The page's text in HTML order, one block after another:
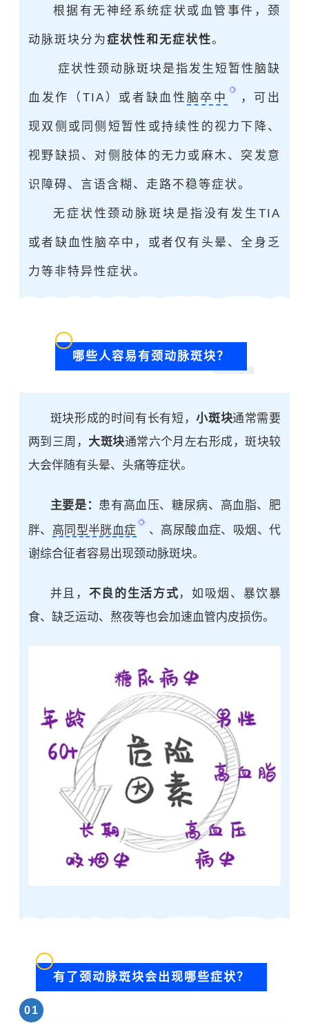
根据有无神经系统症状或血管事件，颈
动脉斑块分为症状性和无症状性。
症状性颈动脉斑块是指发生短暂性脑缺
血发作（TIA）或者缺血性 脑卒中 ，可出
现双侧或同侧短暂性或持续性的视力下降、
视野缺损、对侧肢体的无力或麻木、突发意
识障碍、言语含糊、走路不稳等症状。
无症状性颈动脉斑块是指没有发生TIA
或者缺血性脑卒中，或者仅有头晕、全身乏
力等非特异性症状。
哪些人容易有颈动脉斑块？
斑块形成的时间有长有短，小斑块通常需要
两到三周， 大斑块通常六个月左右形成，斑块较
大会伴随有头晕、头痛等症状。
主要是： 患有高血压、糖尿病、 高血脂、肥
胖、 高同型半胱血症 、 高尿酸血症、吸烟、代
谢综合征者容易出现颈动脉斑块。
并且， 不良的生活方式 ，如吸烟、暴饮暴
食、缺乏运动、熬夜等也会加速血管内皮损伤。
有了颈动脉斑块会出现哪些症状？
01